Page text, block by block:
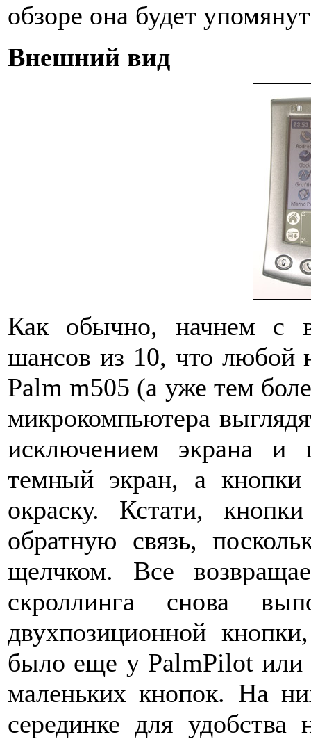
обзоре она будет
Внешний вид
Как обычно, начнем с
шансов из 10, что любой
Palm m505 (а уже тем
микрокомпьютера
исключением экрана и
темный экран, а
окраску. Кстати,
обратную связь,
щелчком. Все
скроллинга снова
двухпозиционной
было еще у PalmPilot или
маленьких кнопок. На
серединке для